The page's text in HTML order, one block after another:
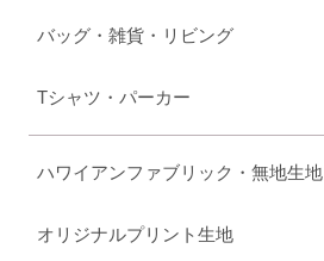
バッグ・雑貨・リビング
Tシャツ・パーカー
ハワイアンファブリック・無地生地
オリジナルプリント生地